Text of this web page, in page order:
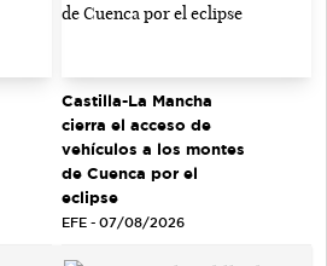
Castilla-La Mancha
cierra el acceso de
vehículos a los montes
de Cuenca por el
eclipse
EFE - 07/08/2026